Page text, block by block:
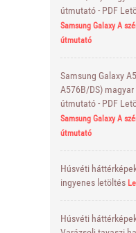
útmutató - PDF
Samsung Galaxy A
útmutató
Samsung Galaxy
A576B/DS)
útmutató - PDF
Samsung Galaxy A
útmutató
Húsvéti
ingyenes letöltés
Húsvéti